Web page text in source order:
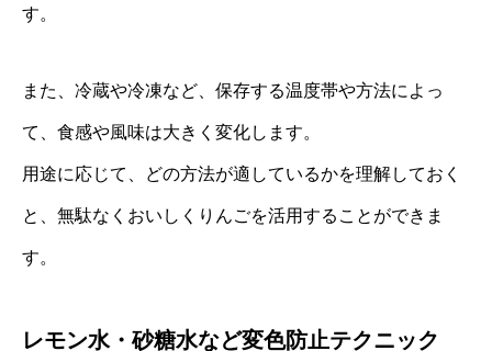
す。
また、冷蔵や冷凍など、保存する温度帯や方法によっ
て、食感や風味は大きく変化します。
用途に応じて、どの方法が適しているかを理解しておく
と、無駄なくおいしくりんごを活用することができま
す。
レモン水・砂糖水など変色防止テクニック